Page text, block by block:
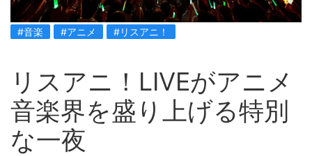
#音楽 #アニメ #リスアニ！
リスアニ！LIVEがアニメ
音楽界を盛り上げる特別
な一夜